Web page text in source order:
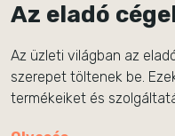
Az eladó
Az üzleti világban az
szerepet töltenek be.
termékeiket és